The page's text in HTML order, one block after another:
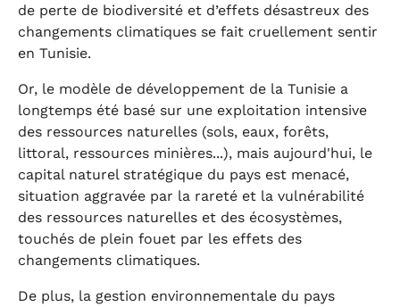
de perte de biodiversité et d’effets désastreux des
changements climatiques se fait cruellement sentir
en Tunisie.
Or, le modèle de développement de la Tunisie a
longtemps été basé sur une exploitation intensive
des ressources naturelles (sols, eaux, forêts,
littoral, ressources minières...), mais aujourd'hui, le
capital naturel stratégique du pays est menacé,
situation aggravée par la rareté et la vulnérabilité
des ressources naturelles et des écosystèmes,
touchés de plein fouet par les effets des
changements climatiques.
De plus, la gestion environnementale du pays